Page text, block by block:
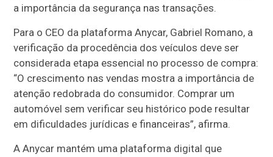
a importância da segurança nas transações.
Para o CEO da plataforma Anycar, Gabriel Romano, a
verificação da procedência dos veículos deve ser
considerada etapa essencial no processo de compra:
“O crescimento nas vendas mostra a importância de
atenção redobrada do consumidor. Comprar um
automóvel sem verificar seu histórico pode resultar
em dificuldades jurídicas e financeiras”, afirma.
A Anycar mantém uma plataforma digital que